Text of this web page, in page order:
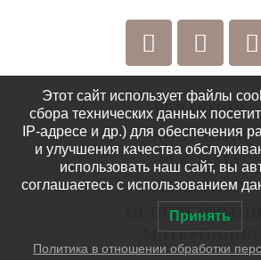
РЕДАКЦИЯ
КОНТАКТЫ
РЕКЛАМА
ПОЛИТИКА
МАТЕРИАЛОВ
Этот сайт использует файлы
сбора технических данных
IP-адресе и др.) для обеспечения
и улучшения качества
использовать наш сайт, вы
соглашаетесь с использованием
Принять
Политика в отношении обработки